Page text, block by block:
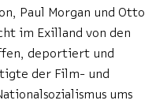
Paul Morgan und Otto
im Exilland von den
deportiert und
der Film- und
ums